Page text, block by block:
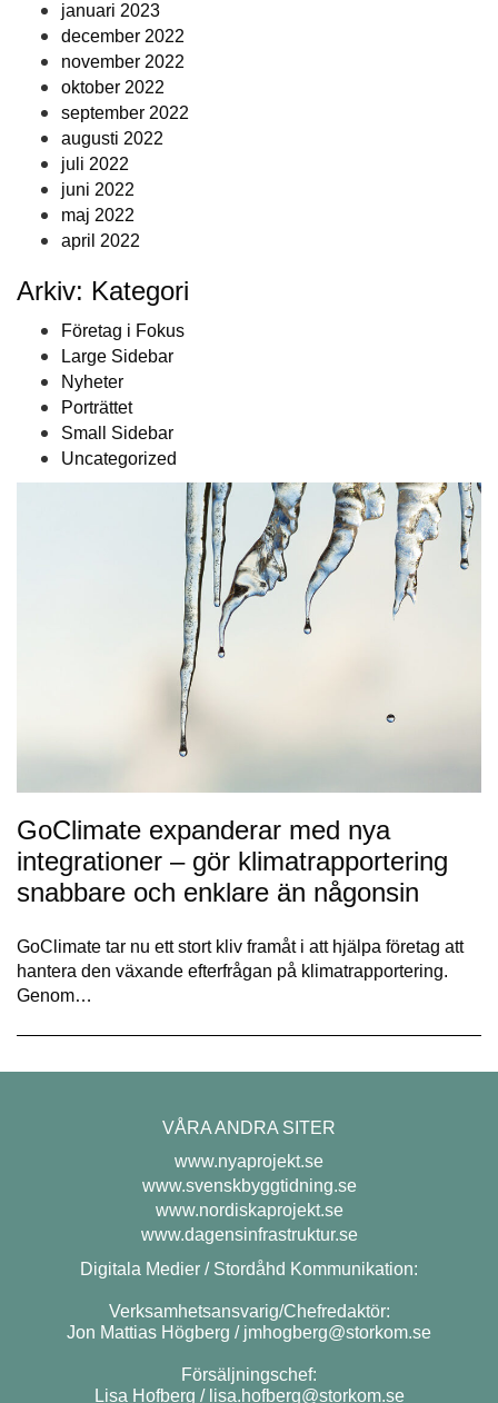
januari 2023
december 2022
november 2022
oktober 2022
september 2022
augusti 2022
juli 2022
juni 2022
maj 2022
april 2022
Arkiv: Kategori
Företag i Fokus
Large Sidebar
Nyheter
Porträttet
Small Sidebar
Uncategorized
GoClimate expanderar med nya
integrationer – gör klimatrapportering
snabbare och enklare än någonsin
GoClimate tar nu ett stort kliv framåt i att hjälpa företag att
hantera den växande efterfrågan på klimatrapportering.
Genom…
VÅRA ANDRA SITER
www.nyaprojekt.se
www.svenskbyggtidning.se
www.nordiskaprojekt.se
www.dagensinfrastruktur.se
Digitala Medier / Stordåhd Kommunikation:
Verksamhetsansvarig/Chefredaktör:
Jon Mattias Högberg / jmhogberg@storkom.se
Försäljningschef:
Lisa Hofberg / lisa.hofberg@storkom.se